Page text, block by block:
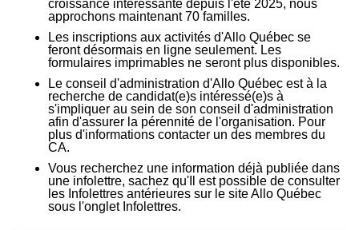
croissance intéressante depuis l'été 2025, nous
approchons maintenant 70 familles.
Les inscriptions aux activités d'Allo Québec se
feront désormais en ligne seulement. Les
formulaires imprimables ne seront plus disponibles.
Le conseil d'administration d'Allo Québec est à la
recherche de candidat(e)s intéressé(e)s à
s'impliquer au sein de son conseil d'administration
afin d'assurer la pérennité de l'organisation. Pour
plus d'informations contacter un des membres du
CA.
Vous recherchez une information déjà publiée dans
une infolettre, sachez qu'Il est possible de consulter
les Infolettres antérieures sur le site Allo Québec
sous l'onglet Infolettres.